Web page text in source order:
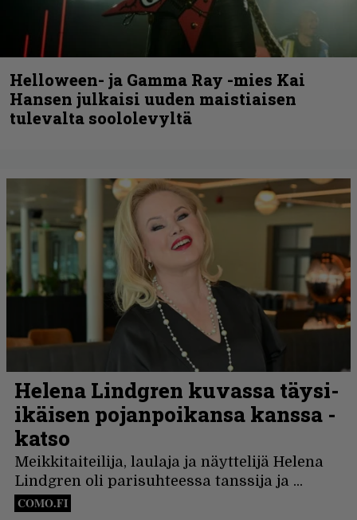
Helloween- ja Gamma Ray -mies Kai
Hansen julkaisi uuden maistiaisen
tulevalta soololevyltä